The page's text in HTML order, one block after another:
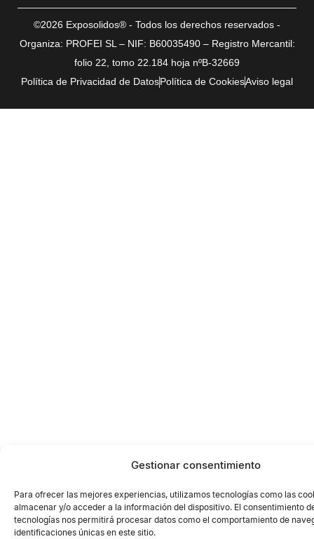
Gestionar consentimiento
Para ofrecer las mejores experiencias, utilizamos tecnologías como las
almacenar y/o acceder a la información del dispositivo. El consentimiento
tecnologías nos permitirá procesar datos como el comportamiento de
identificaciones únicas en este sitio.
©2026 Exposolidos® - Todos los derechos reservados -
Organiza: PROFEI SL – NIF: B60035490 – Registro Mercantil:
folio 22, tomo 22.184 hoja nºB-32669
Política de Privacidad de DatosPolítica de CookiesAviso legal